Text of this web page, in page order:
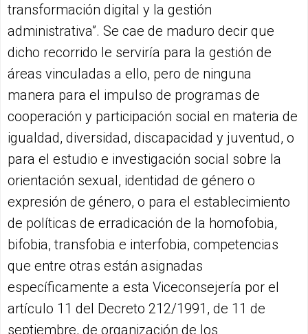
transformación digital y la gestión
administrativa”. Se cae de maduro decir que
dicho recorrido le serviría para la gestión de
áreas vinculadas a ello, pero de ninguna
manera para el impulso de programas de
cooperación y participación social en materia de
igualdad, diversidad, discapacidad y juventud, o
para el estudio e investigación social sobre la
orientación sexual, identidad de género o
expresión de género, o para el establecimiento
de políticas de erradicación de la homofobia,
bifobia, transfobia e interfobia, competencias
que entre otras están asignadas
específicamente a esta Viceconsejería por el
artículo 11 del Decreto 212/1991, de 11 de
septiembre, de organización de los